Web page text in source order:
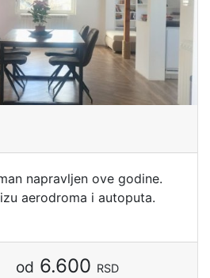
napravljen ove godine.
aerodroma i autoputa.
od 6.600 RSD